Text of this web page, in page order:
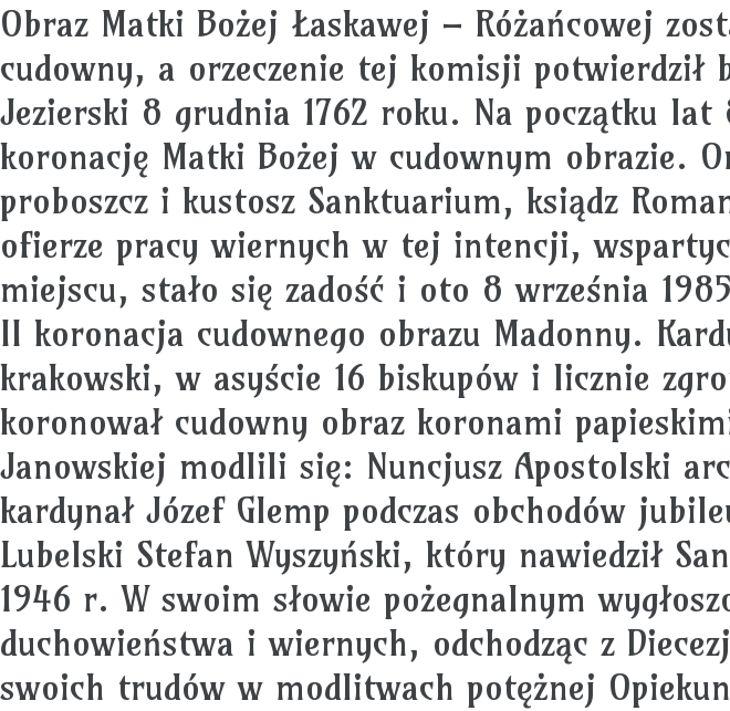
Obraz Matki Bożej Łaskawej – Różańcowej
cudowny, a orzeczenie tej komisji potwierdził
Jezierski 8 grudnia 1762 roku. Na początku
koronację Matki Bożej w cudownym obrazie.
proboszcz i kustosz Sanktuarium, ksiądz
ofierze pracy wiernych w tej intencji,
miejscu, stało się zadość i oto 8 września
II koronacja cudownego obrazu Madonny.
krakowski, w asyście 16 biskupów i licznie
koronował cudowny obraz koronami
Janowskiej modlili się: Nuncjusz Apostolski
kardynał Józef Glemp podczas obchodów
Lubelski Stefan Wyszyński, który nawiedził
1946 r. W swoim słowie pożegnalnym
duchowieństwa i wiernych, odchodząc z
swoich trudów w modlitwach potężnej